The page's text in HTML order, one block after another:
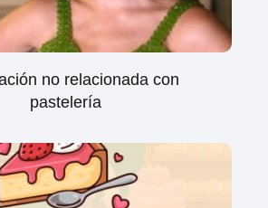
no relacionada con
pastelería